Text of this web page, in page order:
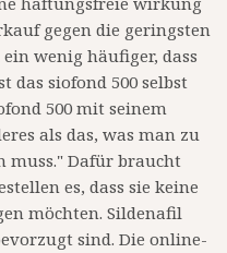
gegen die geringsten
wenig häufiger, dass
das siofond 500 selbst
500 mit seinem
als das, was man zu
muss." Dafür braucht
es, dass sie keine
möchten. Sildenafil
sind. Die online-